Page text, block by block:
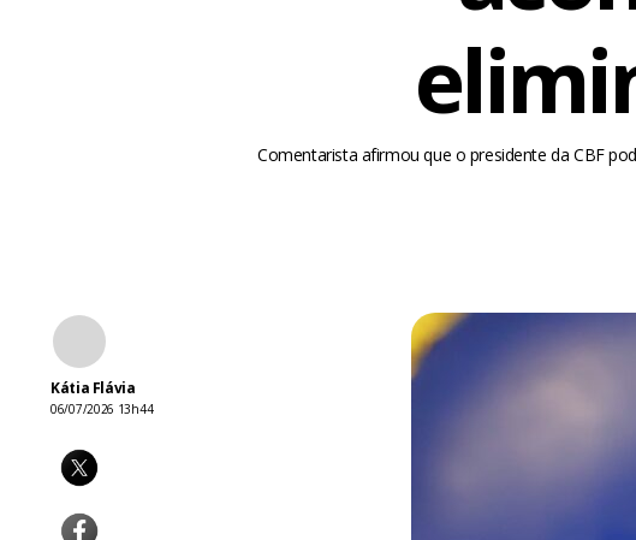
Comentarista afirmou que o presidente da CBF
Kátia Flávia
06/07/2026 13h44